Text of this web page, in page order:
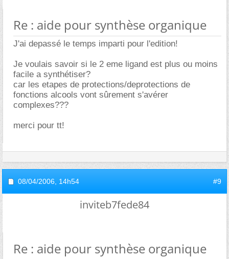
Re : aide pour synthèse organique
J'ai depassé le temps imparti pour l'edition!
Je voulais savoir si le 2 eme ligand est plus ou moins
facile a synthétiser?
car les etapes de protections/deprotections de
fonctions alcools vont sûrement s'avérer
complexes???
merci pour tt!
08/04/2006, 14h54 #9
inviteb7fede84
Re : aide pour synthèse organique